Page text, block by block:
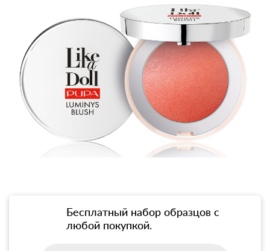
Бесплатный набор образцов с
любой покупкой.